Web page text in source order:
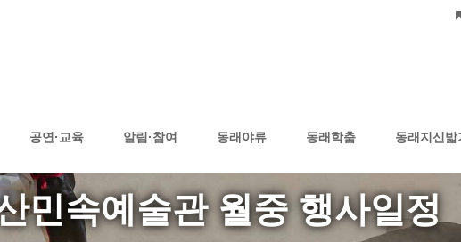
공연·교육 알림·참여 동래야류 동래학춤 동래지신밟
민속예술관 월중 행사일정